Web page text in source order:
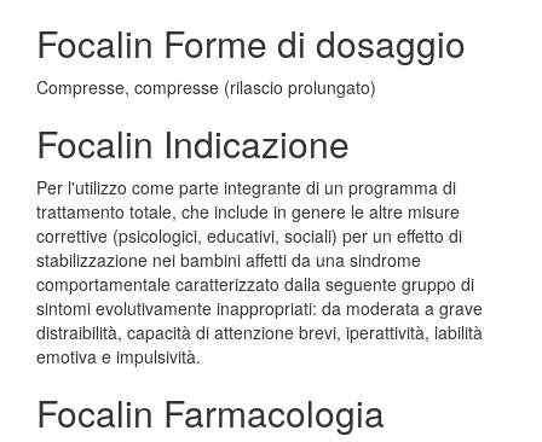
Focalin Forme di dosaggio
Compresse, compresse (rilascio prolungato)
Focalin Indicazione
Per l'utilizzo come parte integrante di un programma di
trattamento totale, che include in genere le altre misure
correttive (psicologici, educativi, sociali) per un effetto di
stabilizzazione nei bambini affetti da una sindrome
comportamentale caratterizzato dalla seguente gruppo di
sintomi evolutivamente inappropriati: da moderata a grave
distraibilità, capacità di attenzione brevi, iperattività, labilità
emotiva e impulsività.
Focalin Farmacologia